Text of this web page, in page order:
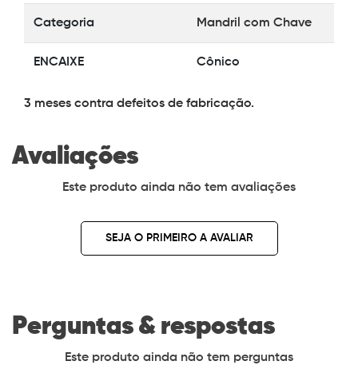
Categoria Mandril com Chave
ENCAIXE Cônico
3 meses contra defeitos de fabricação.
Avaliações
Este produto ainda não tem avaliações
SEJA O PRIMEIRO A AVALIAR
Perguntas & respostas
Este produto ainda não tem perguntas